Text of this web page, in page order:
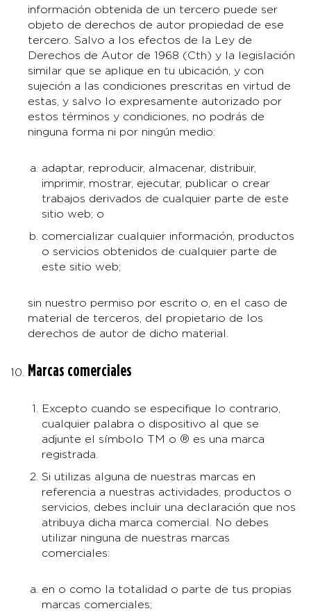
información obtenida de un tercero puede ser
objeto de derechos de autor propiedad de ese
tercero. Salvo a los efectos de la Ley de
Derechos de Autor de 1968 (Cth) y la legislación
similar que se aplique en tu ubicación, y con
sujeción a las condiciones prescritas en virtud de
estas, y salvo lo expresamente autorizado por
estos términos y condiciones, no podrás de
ninguna forma ni por ningún medio:
adaptar, reproducir, almacenar, distribuir,
imprimir, mostrar, ejecutar, publicar o crear
trabajos derivados de cualquier parte de este
sitio web; o
comercializar cualquier información, productos
o servicios obtenidos de cualquier parte de
este sitio web;
sin nuestro permiso por escrito o, en el caso de
material de terceros, del propietario de los
derechos de autor de dicho material.
Marcas comerciales
Excepto cuando se especifique lo contrario,
cualquier palabra o dispositivo al que se
adjunte el símbolo TM o ® es una marca
registrada.
Si utilizas alguna de nuestras marcas en
referencia a nuestras actividades, productos o
servicios, debes incluir una declaración que nos
atribuya dicha marca comercial. No debes
utilizar ninguna de nuestras marcas
comerciales:
en o como la totalidad o parte de tus propias
marcas comerciales;